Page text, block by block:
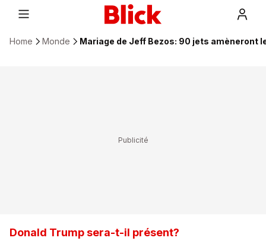
Home Monde Mariage de Jeff Bezos: 90 jets amèneront
Donald Trump sera-t-il présent?